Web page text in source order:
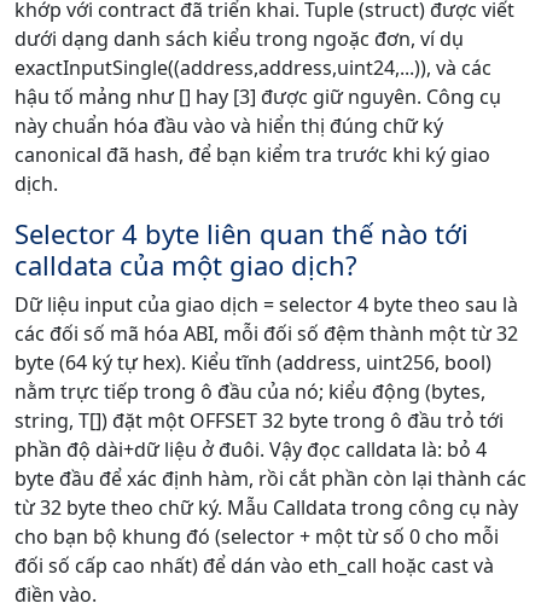
khớp với contract đã triển khai. Tuple (struct) được viết
dưới dạng danh sách kiểu trong ngoặc đơn, ví dụ
exactInputSingle((address,address,uint24,...)), và các
hậu tố mảng như [] hay [3] được giữ nguyên. Công cụ
này chuẩn hóa đầu vào và hiển thị đúng chữ ký
canonical đã hash, để bạn kiểm tra trước khi ký giao
dịch.
Selector 4 byte liên quan thế nào tới
calldata của một giao dịch?
Dữ liệu input của giao dịch = selector 4 byte theo sau là
các đối số mã hóa ABI, mỗi đối số đệm thành một từ 32
byte (64 ký tự hex). Kiểu tĩnh (address, uint256, bool)
nằm trực tiếp trong ô đầu của nó; kiểu động (bytes,
string, T[]) đặt một OFFSET 32 byte trong ô đầu trỏ tới
phần độ dài+dữ liệu ở đuôi. Vậy đọc calldata là: bỏ 4
byte đầu để xác định hàm, rồi cắt phần còn lại thành các
từ 32 byte theo chữ ký. Mẫu Calldata trong công cụ này
cho bạn bộ khung đó (selector + một từ số 0 cho mỗi
đối số cấp cao nhất) để dán vào eth_call hoặc cast và
điền vào.